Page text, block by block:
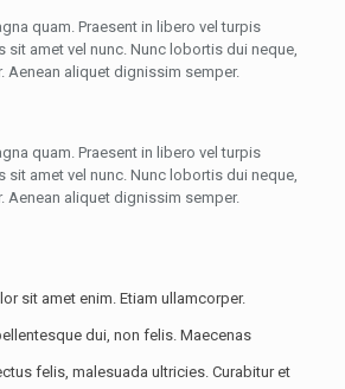
quam. Praesent in libero vel turpis
sit amet vel nunc. Nunc lobortis dui neque,
Aenean aliquet dignissim semper.
quam. Praesent in libero vel turpis
sit amet vel nunc. Nunc lobortis dui neque,
Aenean aliquet dignissim semper.
sit amet enim. Etiam ullamcorper.
dui, non felis. Maecenas
felis, malesuada ultricies. Curabitur et